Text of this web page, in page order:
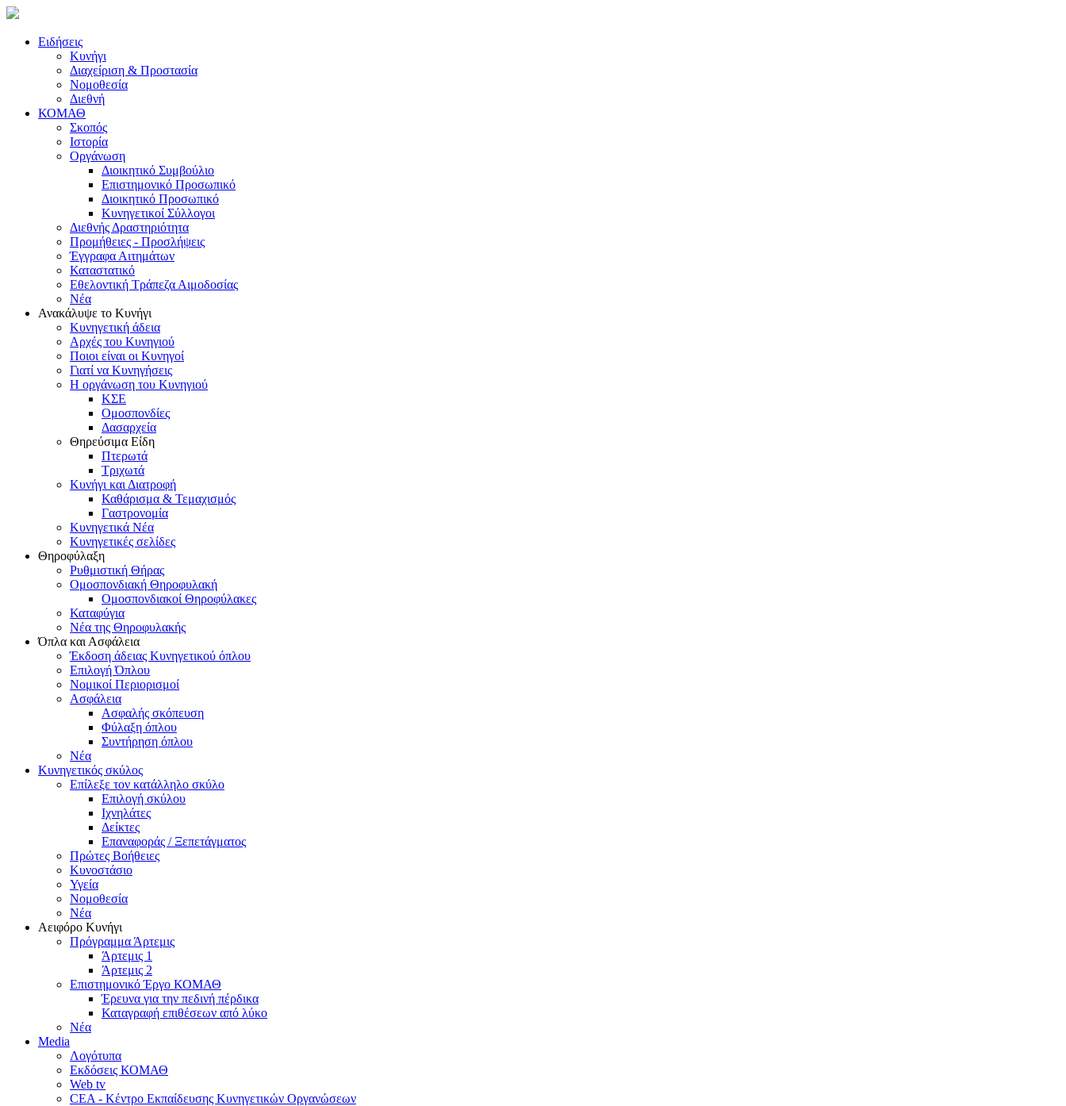
Ειδήσεις
Κυνήγι
Διαχείριση & Προστασία
Νομοθεσία
Διεθνή
ΚΟΜΑΘ
Σκοπός
Ιστορία
Οργάνωση
Διοικητικό Συμβούλιο
Επιστημονικό Προσωπικό
Διοικητικό Προσωπικό
Κυνηγετικοί Σύλλογοι
Διεθνής Δραστηριότητα
Προμήθειες - Προσλήψεις
Έγγραφα Αιτημάτων
Καταστατικό
Εθελοντική Τράπεζα Αιμοδοσίας
Νέα
Ανακάλυψε το Κυνήγι
Κυνηγετική άδεια
Αρχές του Κυνηγιού
Ποιοι είναι οι Κυνηγοί
Γιατί να Κυνηγήσεις
Η οργάνωση του Κυνηγιού
ΚΣΕ
Ομοσπονδίες
Δασαρχεία
Θηρεύσιμα Είδη
Πτερωτά
Τριχωτά
Κυνήγι και Διατροφή
Καθάρισμα & Τεμαχισμός
Γαστρονομία
Κυνηγετικά Νέα
Κυνηγετικές σελίδες
Θηροφύλαξη
Ρυθμιστική Θήρας
Ομοσπονδιακή Θηροφυλακή
Oμοσπονδιακοί Θηροφύλακες
Καταφύγια
Νέα της Θηροφυλακής
Όπλα και Ασφάλεια
Έκδοση άδειας Κυνηγετικού όπλου
Επιλογή Όπλου
Νομικοί Περιορισμοί
Ασφάλεια
Ασφαλής σκόπευση
Φύλαξη όπλου
Συντήρηση όπλου
Νέα
Κυνηγετικός σκύλος
Επίλεξε τον κατάλληλο σκύλο
Επιλογή σκύλου
Ιχνηλάτες
Δείκτες
Επαναφοράς / Ξεπετάγματος
Πρώτες Βοήθειες
Κυνοστάσιο
Υγεία
Νομοθεσία
Νέα
Αειφόρο Κυνήγι
Πρόγραμμα Άρτεμις
Άρτεμις 1
Άρτεμις 2
Επιστημονικό Έργο ΚΟΜΑΘ
Έρευνα για την πεδινή πέρδικα
Καταγραφή επιθέσεων από λύκο
Νέα
Media
Λογότυπα
Εκδόσεις ΚΟΜΑΘ
Web tv
CEA - Κέντρο Εκπαίδευσης Κυνηγετικών Οργανώσεων